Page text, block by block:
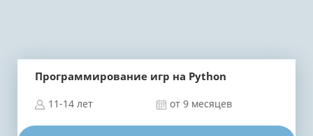
Программирование игр на Python
11-14 лет от 9 месяцев